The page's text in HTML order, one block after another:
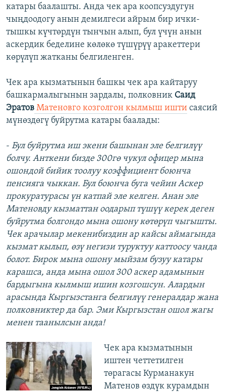
катары баалашты. Анда чек ара коопсуздугун
чыңдоодогу анын демилгеси айрым бир ички-
тышкы күчтөрдүн тынчын алып, бул үчүн анын
аскердик беделине көлөкө түшүрүү аракеттери
көрүлүп жатканы белгиленген.
Чек ара кызматынын башкы чек ара кайтаруу
башкармалыгынын зардалы, полковник Саид
Эратов Матеновго козголгон кылмыш ишти саясий
мүнөздөгү буйрутма катары баалады:
- Бул буйрутма иш экени башынан эле белгилүү
болчу. Анткени бизде 300гө чукул офицер мына
ошондой бийик тоолуу коэффициент боюнча
пенсияга чыккан. Бул боюнча буга чейин Аскер
прокуратурасы үн катпай эле келген. Анан эле
Матеновду кызматтан оодарып түшүү керек деген
буйрутма болгондо мына ошону көтөрүп чыгышты.
Чек арачылар мекенибиздин ар кайсы аймагында
кызмат кылып, өзү негизи туруктуу каттоосу чанда
болот. Бирок мына ошону мыйзам бузуу катары
карашса, анда мына ошол 300 аскер адамынын
бардыгына кылмыш ишин козгошсун. Алардын
арасында Кыргызстанга белгилүү генералдар жана
полковниктер да бар. Эми Кыргызстан ошол жагы
менен таанылсын анда!
Чек ара кызматынын
иштен четтетилген
төрагасы Курманакун
Матенов өздүк курамдын